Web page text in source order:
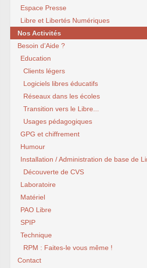
Espace Presse
Libre et Libertés Numériques
Nos Activités
Besoin d’Aide ?
Education
Clients légers
Logiciels libres éducatifs
Réseaux dans les écoles
Transition vers le Libre...
Usages pédagogiques
GPG et chiffrement
Humour
Installation / Administration de base de
Découverte de CVS
Laboratoire
Matériel
PAO Libre
SPIP
Technique
RPM : Faites-le vous même !
Contact